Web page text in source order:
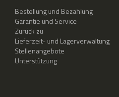
Bestellung und Bezahlung
Garantie und Service
Zurück zu
Lieferzeit- und Lagerverwaltung
Stellenangebote
Unterstützung